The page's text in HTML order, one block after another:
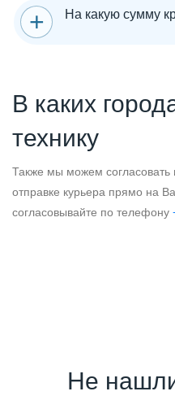
На какую сумму
В каких
технику
Также мы можем согласовать
отправке курьера прямо на
согласовывайте по телефону
Не